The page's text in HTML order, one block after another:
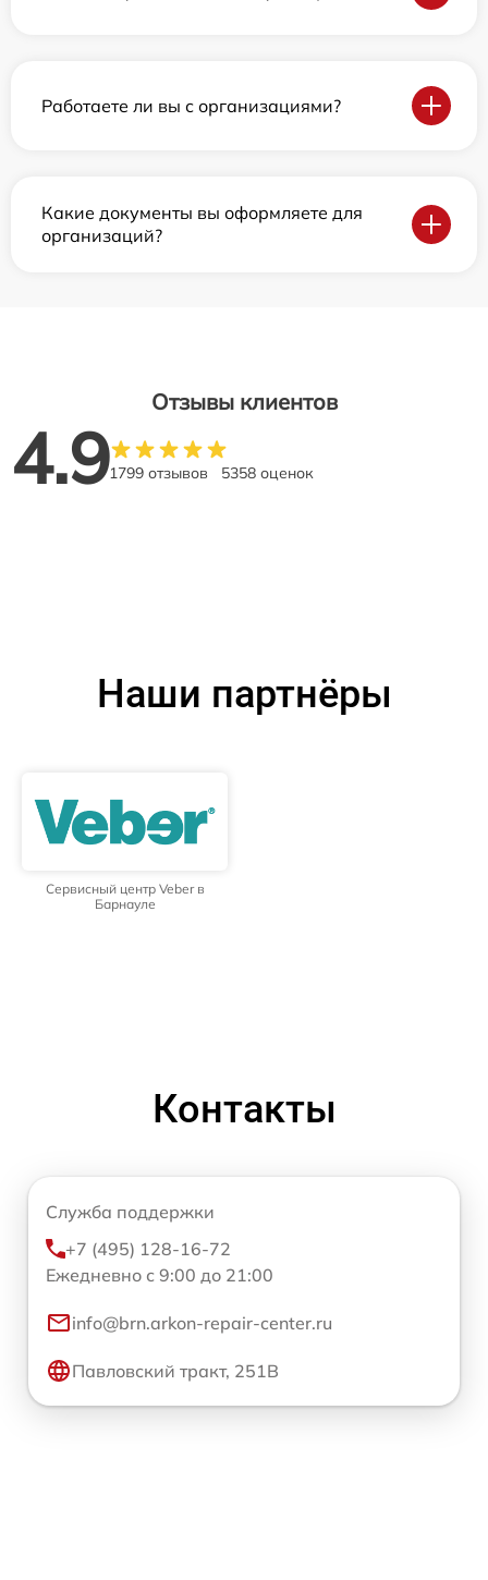
Работаете ли вы с организациями?
Какие документы вы оформляете для
организаций?
Отзывы клиентов
4.91799 отзывов 5358 оценок
Наши партнёры
Сервисный центр Veber в
Барнауле
Контакты
Служба поддержки
+7 (495) 128-16-72
Ежедневно с 9:00 до 21:00
info@brn.arkon-repair-center.ru
Павловский тракт, 251В